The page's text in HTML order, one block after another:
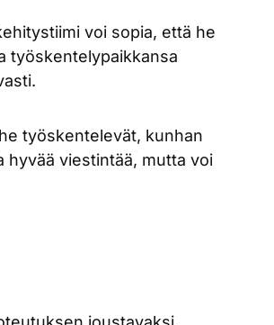
voi sopia, että he
työskentelypaikkansa
työskentelevät, kunhan
hyvää viestintää, mutta voi